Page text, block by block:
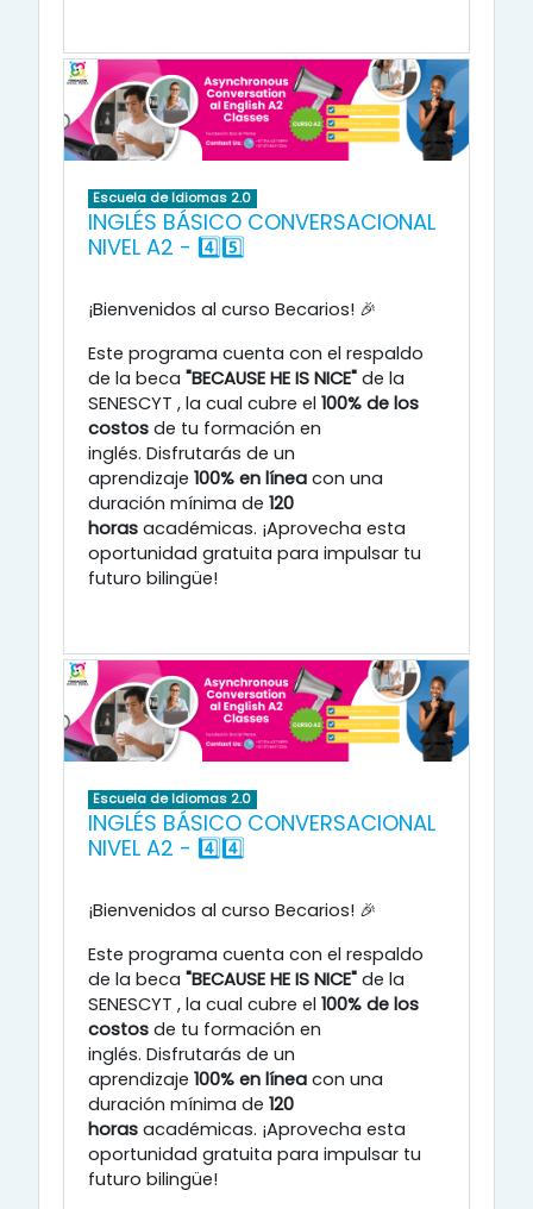
Escuela de Idiomas 2.0
INGLÉS BÁSICO CONVERSACIONAL
NIVEL A2 - 4️⃣5️⃣
¡Bienvenidos al curso Becarios! 🎉
Este programa cuenta con el respaldo
de la beca "BECAUSE HE IS NICE" de la
SENESCYT , la cual cubre el 100% de los
costos de tu formación en
inglés. Disfrutarás de un
aprendizaje 100% en línea con una
duración mínima de 120
horas académicas. ¡Aprovecha esta
oportunidad gratuita para impulsar tu
futuro bilingüe!
Escuela de Idiomas 2.0
INGLÉS BÁSICO CONVERSACIONAL
NIVEL A2 - 4️⃣4️⃣
¡Bienvenidos al curso Becarios! 🎉
Este programa cuenta con el respaldo
de la beca "BECAUSE HE IS NICE" de la
SENESCYT , la cual cubre el 100% de los
costos de tu formación en
inglés. Disfrutarás de un
aprendizaje 100% en línea con una
duración mínima de 120
horas académicas. ¡Aprovecha esta
oportunidad gratuita para impulsar tu
futuro bilingüe!